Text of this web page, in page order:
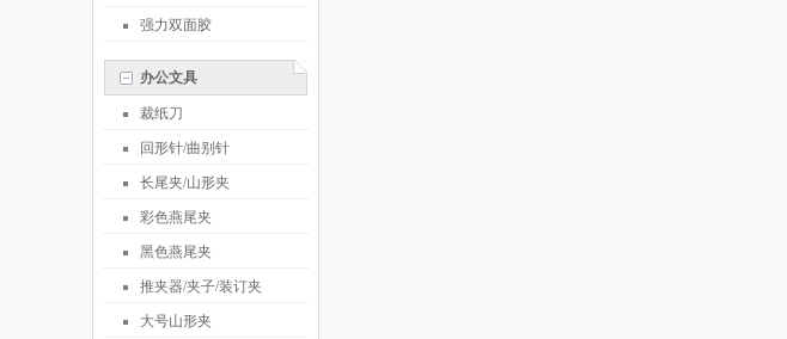
强力双面胶
办公文具
裁纸刀
回形针/曲别针
长尾夹/山形夹
彩色燕尾夹
黑色燕尾夹
推夹器/夹子/装订夹
大号山形夹